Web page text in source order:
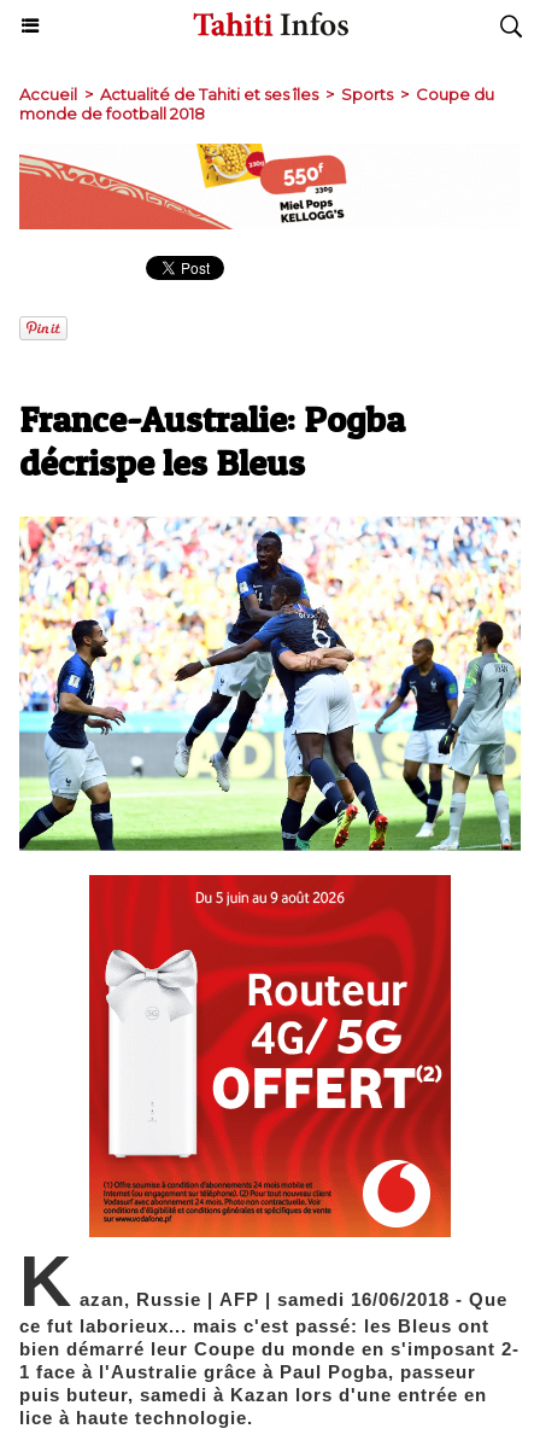
Accueil > Actualité de Tahiti et ses îles > Sports > Coupe du
monde de football 2018
France-Australie: Pogba
décrispe les Bleus
K azan, Russie | AFP | samedi 16/06/2018 - Que
ce fut laborieux... mais c'est passé: les Bleus ont
bien démarré leur Coupe du monde en s'imposant 2-
1 face à l'Australie grâce à Paul Pogba, passeur
puis buteur, samedi à Kazan lors d'une entrée en
lice à haute technologie.